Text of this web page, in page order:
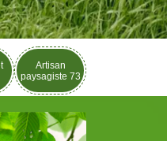
Artisan
paysagiste 73